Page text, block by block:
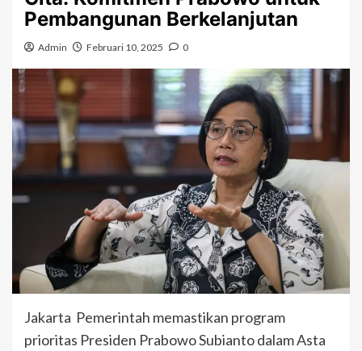
Pembangunan Berkelanjutan
Admin Februari 10, 2025 0
Jakarta  Pemerintah memastikan program
prioritas Presiden Prabowo Subianto dalam Asta